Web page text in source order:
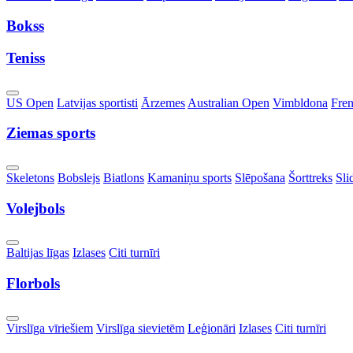
Bokss
Teniss
Toggle
Dropdown
US Open Latvijas sportisti Ārzemes Australian Open Vimbldona
Ziemas sports
Toggle
Dropdown
Skeletons Bobslejs Biatlons Kamaniņu sports Slēpošana Šorttreks
Volejbols
Toggle
Dropdown
Baltijas līgas Izlases Citi turnīri
Florbols
Toggle
Dropdown
Virslīga vīriešiem Virslīga sievietēm Leģionāri Izlases Citi turnīri